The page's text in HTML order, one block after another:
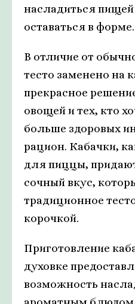
насладиться
оставаться в форме.
В отличие от
тесто заменено на
прекрасное
овощей и тех, кто
больше здоровых
рацион. Кабачки,
для пиццы,
сочный вкус,
традиционное
корочкой.
Приготовление
духовке
возможность